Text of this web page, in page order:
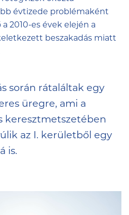
évtizede problémaként
2010-es évek elején a
beszakadás miatt
során rátaláltak egy
üregre, ami a
keresztmetszetében
az I. kerületből egy
is.